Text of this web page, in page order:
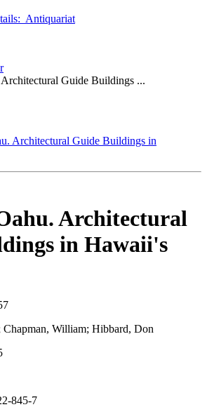
Antiquariat
Guide Buildings ...
Architectural
in Hawaii's
William; Hibbard, Don
845-7